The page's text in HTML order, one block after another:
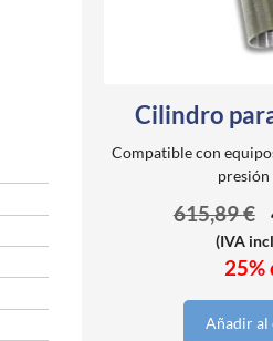
Cilindro
Compatible con
presión
615,89€
(IVA
25%
Añadir